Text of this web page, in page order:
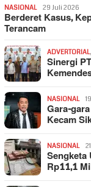
NASIONAL 29 Juli 2026
Berderet Kasus,
Terancam
ADVERTORIAL,
Sinergi
NASIONAL
Gara-
Kecam
NASIONAL
Sengketa
Rp11,1